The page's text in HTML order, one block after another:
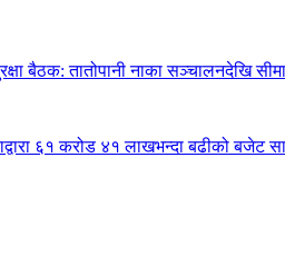
बैठक: तातोपानी नाका सञ्चालनदेखि सीमा
६१ करोड ४१ लाखभन्दा बढीको बजेट